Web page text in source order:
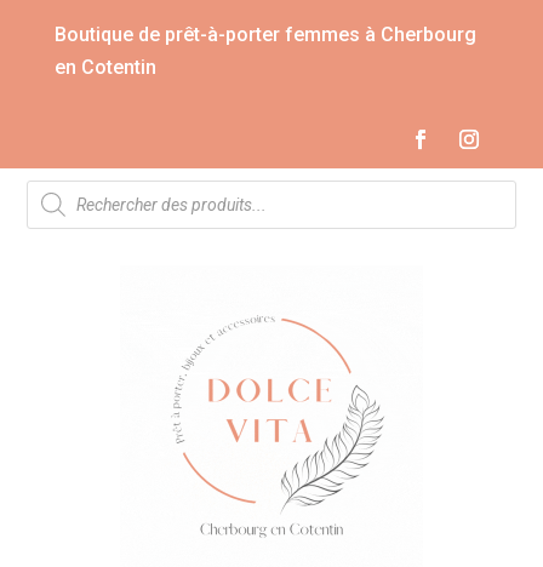
Boutique de prêt-à-porter femmes à Cherbourg
en Cotentin
Recherche
de
produits